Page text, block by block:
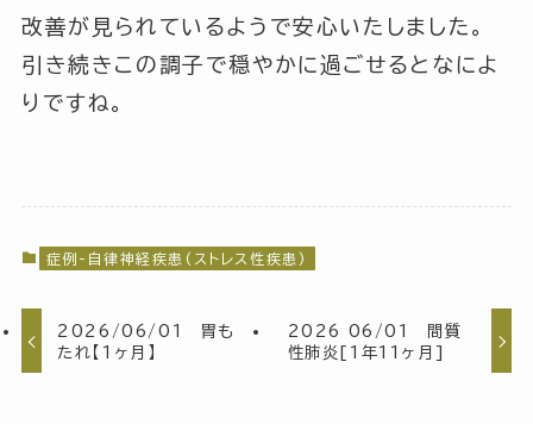
改善が見られているようで安心いたしました。
引き続きこの調子で穏やかに過ごせるとなによ
りですね。
症例-自律神経疾患(ストレス性疾患)
2026/06/01 胃も
たれ【1ヶ月】
2026 06/01 間質
性肺炎[1年11ヶ月]